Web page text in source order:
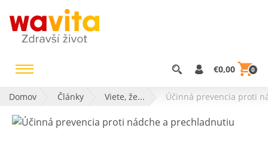
€0,00 0
Domov Články Viete, že... Účinná prevencia proti